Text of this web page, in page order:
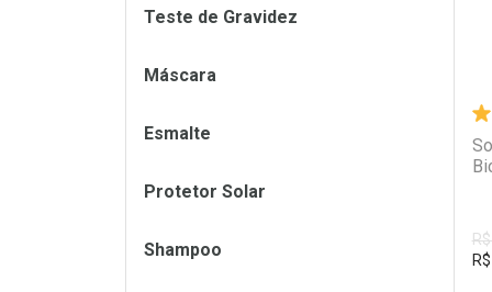
R$
Teste de Gravidez
Máscara
Esmalte
Protetor Solar
Shampoo